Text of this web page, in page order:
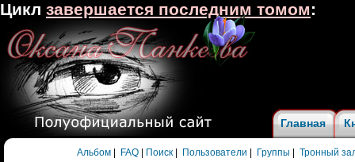
Главная
Альбом FAQ Поиск Пользователи Группы Тронный
Цикл завершается последним томом: